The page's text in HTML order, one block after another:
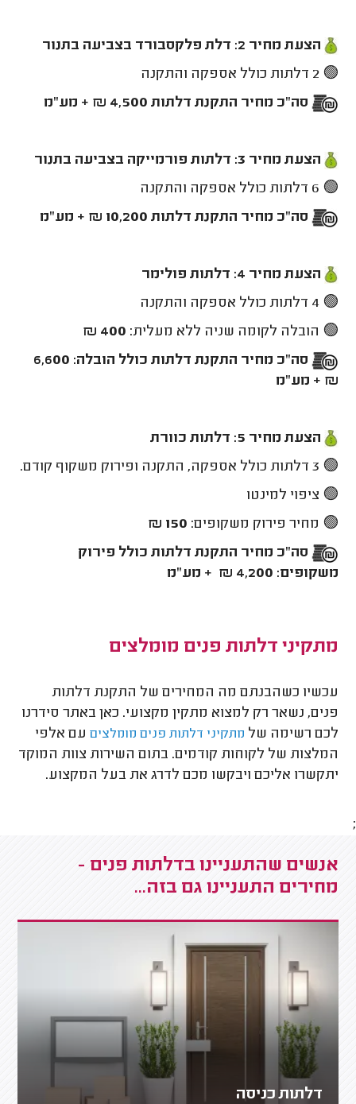
הצעת מחיר 2: דלת פלקסבורד בצביעה בתנור
🟢 2 דלתות כולל אספקה והתקנה
סה"כ מחיר התקנת דלתות 4,500 ₪ + מע"מ
הצעת מחיר 3: דלתות פורמייקה בצביעה בתנור
🟢 6 דלתות כולל אספקה והתקנה
סה"כ מחיר התקנת דלתות 10,200 ₪ + מע"מ
הצעת מחיר 4: דלתות פולימר
🟢 4 דלתות כולל אספקה והתקנה
🟢 הובלה לקומה שניה ללא מעלית:
סה"כ מחיר התקנת דלתות כולל הובלה: 6,600
₪ + מע"מ
הצעת מחיר 5: דלתות כוורת
🟢 3 דלתות כולל אספקה, התקנה ופירוק משקוף קודם.
🟢 ציפוי למינטו
🟢 מחיר פירוק משקופים: 150 ₪
סה"כ מחיר התקנת דלתות כולל פירוק
משקופים: 4,200 ₪ + מע"מ
מתקיני דלתות פנים מומלצים
עכשיו כשהבנתם מה המחירים של התקנת דלתות
פנים, נשאר רק למצוא מתקין מקצועי. כאן באתר סידרנו
לכם רשימה של מתקיני דלתות פנים מומלצים עם אלפי
המלצות של לקוחות קודמים. בתום השירות צוות המוקד
יתקשרו אליכם ויבקשו מכם לדרג את בעל המקצוע.
;
אנשים שהתעניינו בדלתות פנים -
מחירים התעניינו גם בזה...
דלתות כניסה